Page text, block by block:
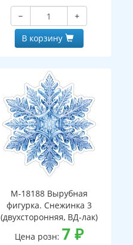
−
+
В корзину
М-18188 Вырубная
фигурка. Снежинка 3
(двухсторонняя, ВД-лак)
Цена розн: 7 ₽